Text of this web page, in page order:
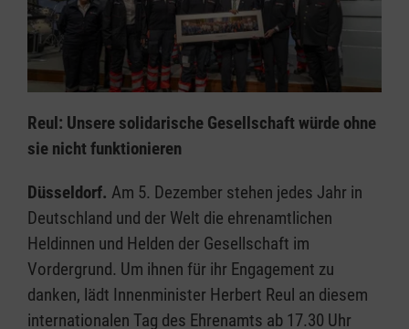
Reul: Unsere solidarische Gesellschaft würde ohne
sie nicht funktionieren
Düsseldorf. Am 5. Dezember stehen jedes Jahr in
Deutschland und der Welt die ehrenamtlichen
Heldinnen und Helden der Gesellschaft im
Vordergrund. Um ihnen für ihr Engagement zu
danken, lädt Innenminister Herbert Reul an diesem
internationalen Tag des Ehrenamts ab 17.30 Uhr